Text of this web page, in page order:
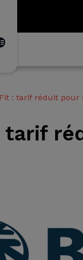
: tarif réduit pour
tarif